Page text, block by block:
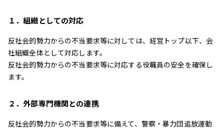
１．組織としての対応
反社会的勢力からの不当要求等に対しては、経営トップ以下、会
社組織全体として対応します。
反社会的勢力からの不当要求等に対応する役職員の安全を確保し
ます。
２．外部専門機関との連携
反社会的勢力からの不当要求等に備えて、警察・暴力団追放運動